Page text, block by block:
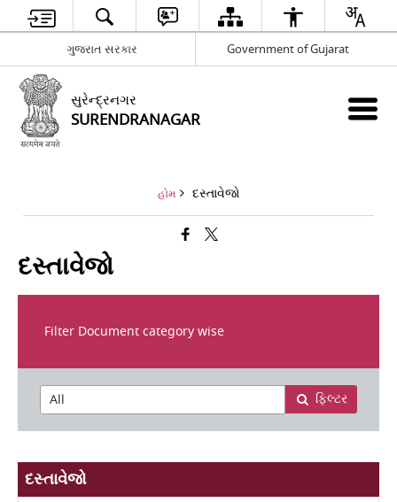
ગુજરાત સરકાર Government of Gujarat
સુરેન્દ્રનગર
SURENDRANAGAR
હોમ દસ્તાવેજો
દસ્તાવેજો
Filter Document category wise
ફિલ્ટર
દસ્તાવેજો